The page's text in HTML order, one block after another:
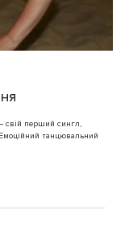
свій перший сингл,
танцювальний